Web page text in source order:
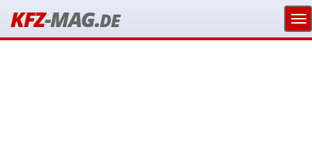
KFZ-MAG.DE